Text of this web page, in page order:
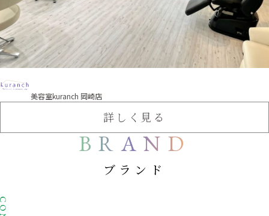
美容室kuranch 岡崎店
詳しく見る
BRAND
ブランド